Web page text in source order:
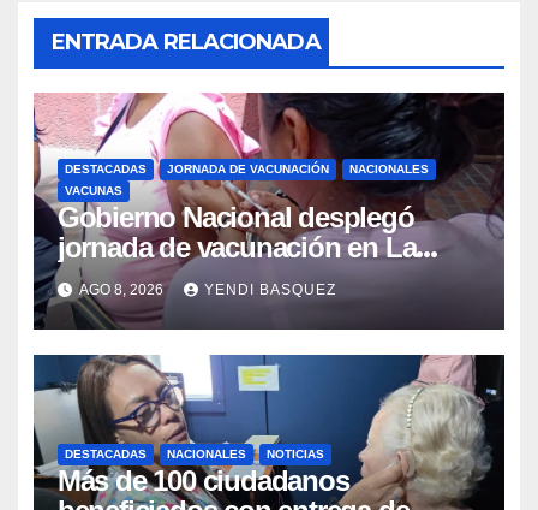
ENTRADA RELACIONADA
DESTACADAS JORNADA DE VACUNACIÓN
NACIONALES
VACUNAS
Gobierno Nacional desplegó
jornada de vacunación en La
Guaira para garantizar protección
epidemiológica
AGO 8, 2026 YENDI BASQUEZ
DESTACADAS NACIONALES NOTICIAS
Más de 100 ciudadanos